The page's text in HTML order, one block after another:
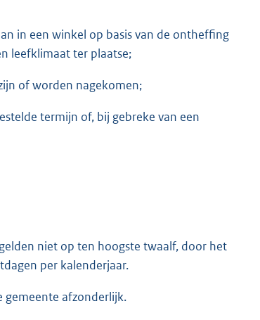
in een winkel op basis van de ontheffing
leefklimaat ter plaatse;
of worden nagekomen;
termijn of, bij gebreke van een
niet op ten hoogste twaalf, door het
per kalenderjaar.
gemeente afzonderlijk.